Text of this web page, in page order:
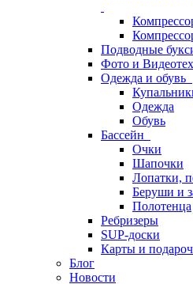
Подводные
Фото и
Одежда и обувь
Одежда
Обувь
Бассейн
Очки
Шапочки
Лопатки,
Беруши и
Полотенца
Ребризеры
SUP-доски
Карты и
Блог
Новости